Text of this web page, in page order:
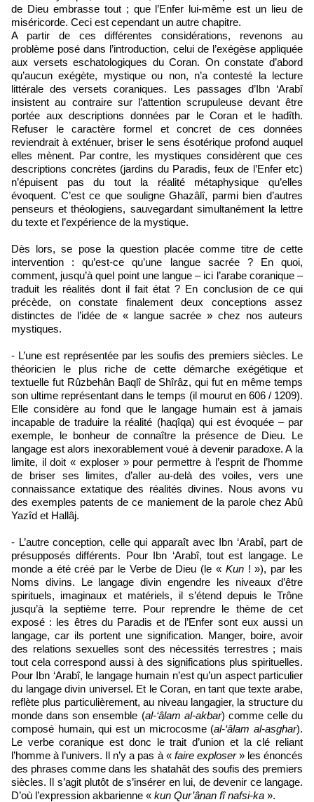
de Dieu embrasse tout ; que l’Enfer lui-même est un lieu de
miséricorde. Ceci est cependant un autre chapitre.
A partir de ces différentes considérations, revenons au
problème posé dans l’introduction, celui de l’exégèse appliquée
aux versets eschatologiques du Coran. On constate d’abord
qu’aucun exégète, mystique ou non, n’a contesté la lecture
littérale des versets coraniques. Les passages d’Ibn ‘Arabî
insistent au contraire sur l’attention scrupuleuse devant être
portée aux descriptions données par le Coran et le hadîth.
Refuser le caractère formel et concret de ces données
reviendrait à exténuer, briser le sens ésotérique profond auquel
elles mènent. Par contre, les mystiques considèrent que ces
descriptions concrètes (jardins du Paradis, feux de l’Enfer etc)
n’épuisent pas du tout la réalité métaphysique qu’elles
évoquent. C’est ce que souligne Ghazâlî, parmi bien d’autres
penseurs et théologiens, sauvegardant simultanément la lettre
du texte et l’expérience de la mystique.
Dès lors, se pose la question placée comme titre de cette
intervention : qu’est-ce qu’une langue sacrée ? En quoi,
comment, jusqu’à quel point une langue – ici l’arabe coranique –
traduit les réalités dont il fait état ? En conclusion de ce qui
précède, on constate finalement deux conceptions assez
distinctes de l’idée de « langue sacrée » chez nos auteurs
mystiques.
- L’une est représentée par les soufis des premiers siècles. Le
théoricien le plus riche de cette démarche exégétique et
textuelle fut Rûzbehân Baqlî de Shîrâz, qui fut en même temps
son ultime représentant dans le temps (il mourut en 606 / 1209).
Elle considère au fond que le langage humain est à jamais
incapable de traduire la réalité (haqîqa) qui est évoquée – par
exemple, le bonheur de connaître la présence de Dieu. Le
langage est alors inexorablement voué à devenir paradoxe. A la
limite, il doit « exploser » pour permettre à l’esprit de l’homme
de briser ses limites, d’aller au-delà des voiles, vers une
connaissance extatique des réalités divines. Nous avons vu
des exemples patents de ce maniement de la parole chez Abû
Yazîd et Hallâj.
- L’autre conception, celle qui apparaît avec Ibn ‘Arabî, part de
présupposés différents. Pour Ibn ‘Arabî, tout est langage. Le
monde a été créé par le Verbe de Dieu (le « Kun! »), par les
Noms divins. Le langage divin engendre les niveaux d’être
spirituels, imaginaux et matériels, il s’étend depuis le Trône
jusqu’à la septième terre. Pour reprendre le thème de cet
exposé : les êtres du Paradis et de l’Enfer sont eux aussi un
langage, car ils portent une signification. Manger, boire, avoir
des relations sexuelles sont des nécessités terrestres ; mais
tout cela correspond aussi à des significations plus spirituelles.
Pour Ibn ‘Arabî, le langage humain n’est qu’un aspect particulier
du langage divin universel. Et le Coran, en tant que texte arabe,
reflète plus particulièrement, au niveau langagier, la structure du
monde dans son ensemble (al-‘âlam al-akbar) comme celle du
composé humain, qui est un microcosme (al-‘âlam al-asghar).
Le verbe coranique est donc le trait d’union et la clé reliant
l’homme à l’univers. Il n’y a pas à « faire exploser» les énoncés
des phrases comme dans les shatahât des soufis des premiers
siècles. Il s’agit plutôt de s’insérer en lui, de devenir ce langage.
D’où l’expression akbarienne « kun Qur’ânan fî nafsi-ka ».